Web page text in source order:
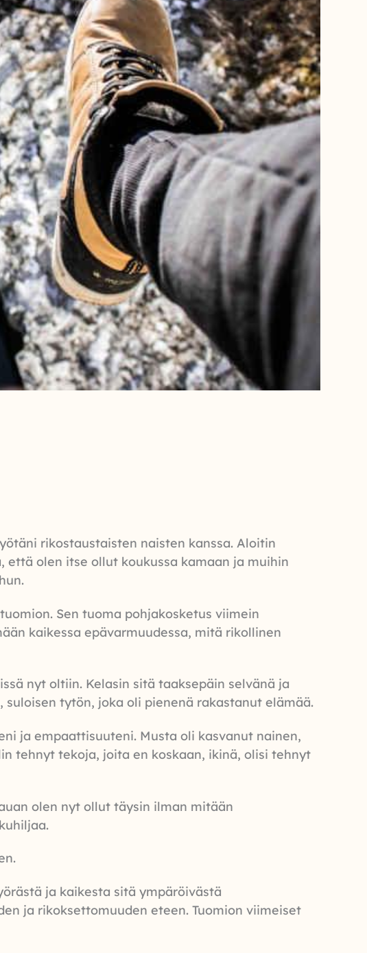
rikostaustaisten naisten kanssa. Aloitin
että olen itse ollut koukussa kamaan ja muihin
Sen tuoma pohjakosketus viimein
kaikessa epävarmuudessa, mitä rikollinen
nyt oltiin. Kelasin sitä taaksepäin selvänä ja
tytön, joka oli pienenä rakastanut elämää.
ja empaattisuuteni. Musta oli kasvanut nainen,
tehnyt tekoja, joita en koskaan, ikinä, olisi tehnyt
olen nyt ollut täysin ilman mitään
ja kaikesta sitä ympäröivästä
ja rikoksettomuuden eteen. Tuomion viimeiset